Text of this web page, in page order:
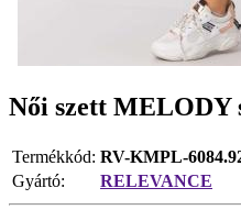
Női szett MELODY
Termékkód: RV-KMPL-
Gyártó:
RELEVANCE